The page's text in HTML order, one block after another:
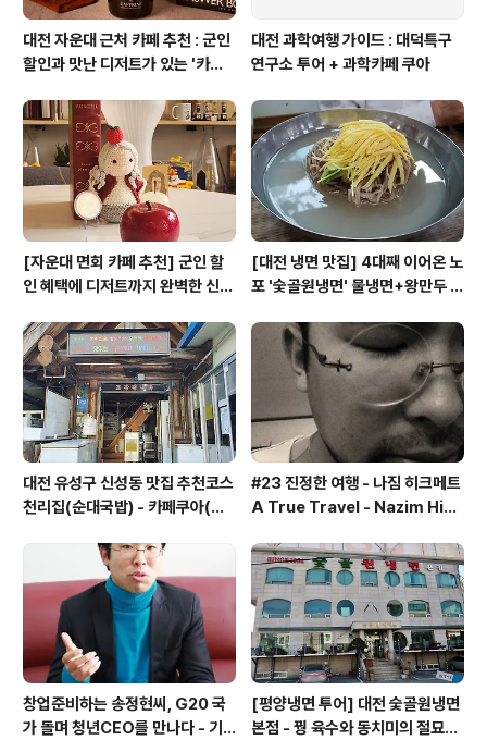
대전 자운대 근처 카페 추천 : 군인
할인과 맛난 디저트가 있는 '카페
대전 과학여행 가이드 : 대덕특구
연구소 투어 + 과학카페 쿠아
[자운대 면회 카페 추천] 군인 할
인 혜택에 디저트까지 완벽한 신성
[대전 냉면 맛집] 4대째 이어온 노
포 '숯골원냉면' 물냉면+왕만두 조
대전 유성구 신성동 맛집 추천코스
천리집(순대국밥) - 카페쿠아(커
#23 진정한 여행 - 나짐 히크메트
A True Travel - Nazim Hik
창업준비하는 송정현씨, G20 국
가 돌며 청년CEO를 만나다 - 기
[평양냉면 투어] 대전 숯골원냉면
본점 - 꿩 육수와 동치미의 절묘한